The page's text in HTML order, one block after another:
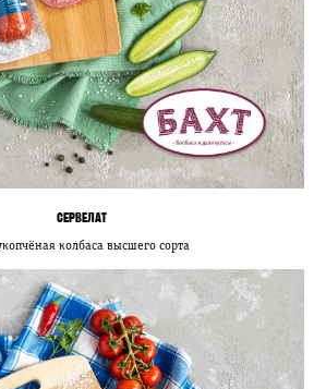
СЕРВЕЛАТ
колбаса высшего сорта